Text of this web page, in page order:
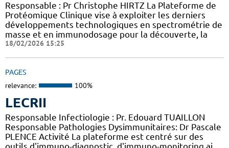
Responsable : Pr Christophe HIRTZ La Plateforme de
Protéomique Clinique vise à exploiter les derniers
développements technologiques en spectrométrie de
masse et en immunodosage pour la découverte, la
18/02/2026 15:25
PAGES
relevance: 100%
LECRII
Responsable Infectiologie : Pr. Edouard TUAILLON
Responsable Pathologies Dysimmunitaires: Dr Pascale
PLENCE Activité La plateforme est centré sur des